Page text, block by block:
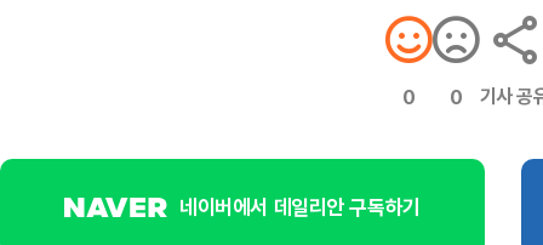
0 0 기사 공
네이버에서 데일리안 구독하기